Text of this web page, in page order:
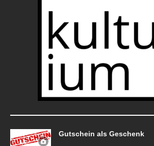
Gutschein als Geschenk